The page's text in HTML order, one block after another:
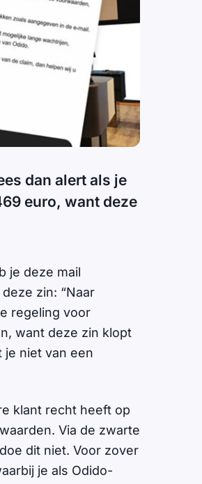
dan alert als je
euro, want deze
je deze mail
zin: “Naar
regeling voor
want deze zin klopt
je niet van een
klant recht heeft op
Via de zwarte
dit niet. Voor zover
je als Odido-